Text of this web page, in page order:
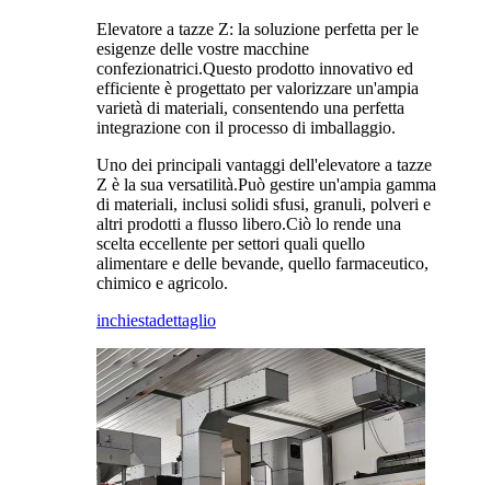
Elevatore a tazze Z: la soluzione perfetta per le
esigenze delle vostre macchine
confezionatrici.Questo prodotto innovativo ed
efficiente è progettato per valorizzare un'ampia
varietà di materiali, consentendo una perfetta
integrazione con il processo di imballaggio.
Uno dei principali vantaggi dell'elevatore a tazze
Z è la sua versatilità.Può gestire un'ampia gamma
di materiali, inclusi solidi sfusi, granuli, polveri e
altri prodotti a flusso libero.Ciò lo rende una
scelta eccellente per settori quali quello
alimentare e delle bevande, quello farmaceutico,
chimico e agricolo.
inchiestadettaglio